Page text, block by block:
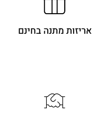
אריזות מתנה בחינם